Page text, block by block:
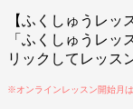
【ふくしゅうレッ
「ふくしゅうレッ
リックしてレッス
※オンラインレッスン開始月